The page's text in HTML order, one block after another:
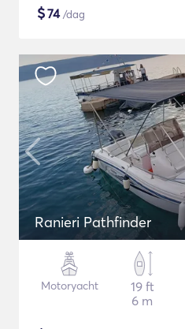
$74/dag
Ranieri Pathfinder
Motoryacht
19 ft
6 m